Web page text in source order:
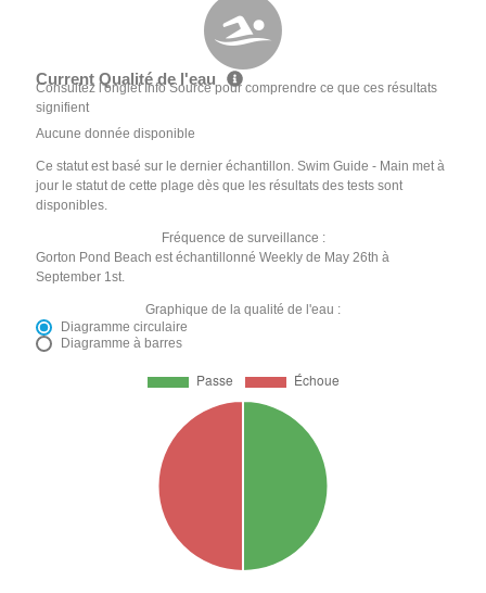
Current Qualité de l'eau
Consultez l'onglet Info Source pour comprendre ce que ces résultats
signifient
Aucune donnée disponible
Ce statut est basé sur le dernier échantillon. Swim Guide - Main met à
jour le statut de cette plage dès que les résultats des tests sont
disponibles.
Fréquence de surveillance :
Gorton Pond Beach est échantillonné Weekly de May 26th à
September 1st.
Graphique de la qualité de l'eau :
Diagramme circulaire
Diagramme à barres